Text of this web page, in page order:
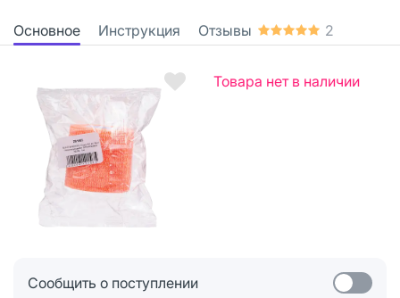
Основное Инструкция Отзывы 2
Товара нет в наличии
Сообщить о поступлении